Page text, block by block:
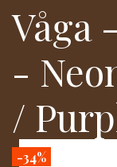
Våga
-
/
-34%